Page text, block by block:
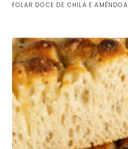
FOLAR DOCE DE CHILA E AMÊNDOA